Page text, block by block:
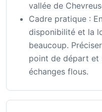
vallée de
Cadre pratique :
disponibilité et la
beaucoup.
point de départ et
échanges flous.